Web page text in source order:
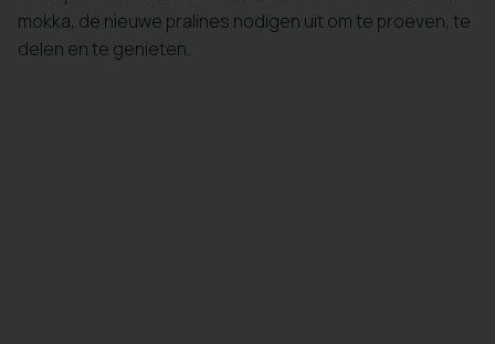
mokka, de nieuwe pralines nodigen uit om te proeven, te
delen en te genieten.